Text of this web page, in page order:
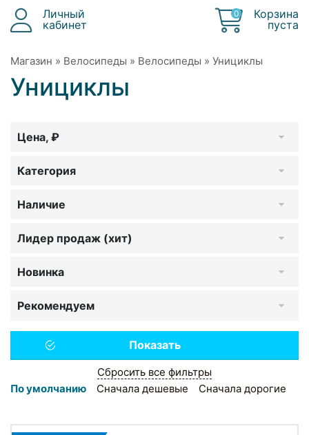
Личный
кабинет
0
Корзина
пуста
Магазин » Велосипеды » Велосипеды » Унициклы
Унициклы
Цена, ₽
Категория
Наличие
Лидер продаж (хит)
Новинка
Рекомендуем
Сбросить все фильтры
По умолчанию
Сначала дешевые Сначала дорогие